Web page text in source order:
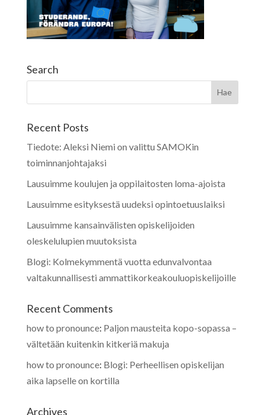
Search
Recent Posts
Tiedote: Aleksi Niemi on valittu SAMOKin
toiminnanjohtajaksi
Lausuimme koulujen ja oppilaitosten loma-ajoista
Lausuimme esityksestä uudeksi opintoetuuslaiksi
Lausuimme kansainvälisten opiskelijoiden
oleskelulupien muutoksista
Blogi: Kolmekymmentä vuotta edunvalvontaa
valtakunnallisesti ammattikorkeakouluopiskelijoille
Recent Comments
how to pronounce: Paljon mausteita kopo-sopassa –
vältetään kuitenkin kitkeriä makuja
how to pronounce: Blogi: Perheellisen opiskelijan
aika lapselle on kortilla
Archives